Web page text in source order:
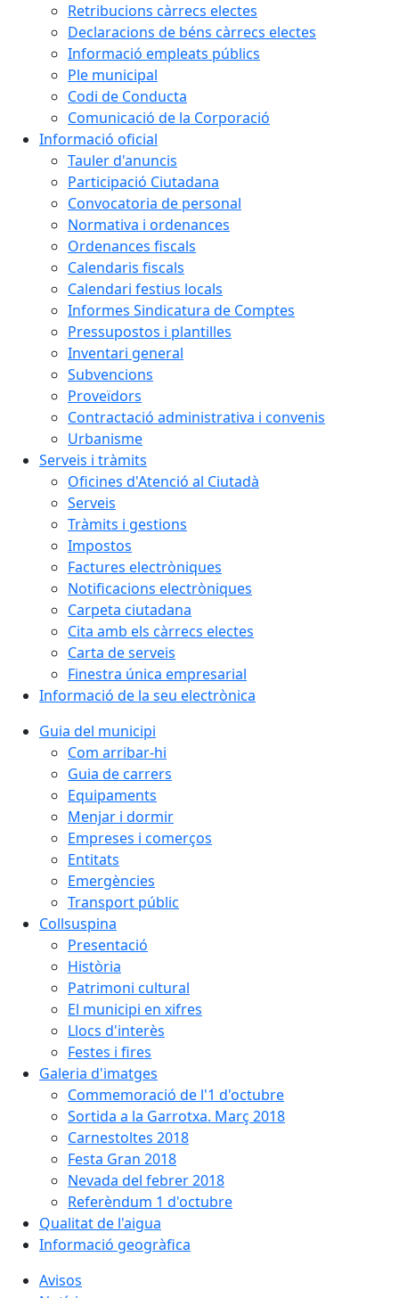
Retribucions càrrecs electes
Declaracions de béns càrrecs electes
Informació empleats públics
Ple municipal
Codi de Conducta
Comunicació de la Corporació
Informació oficial
Tauler d'anuncis
Participació Ciutadana
Convocatoria de personal
Normativa i ordenances
Ordenances fiscals
Calendaris fiscals
Calendari festius locals
Informes Sindicatura de Comptes
Pressupostos i plantilles
Inventari general
Subvencions
Proveïdors
Contractació administrativa i convenis
Urbanisme
Serveis i tràmits
Oficines d'Atenció al Ciutadà
Serveis
Tràmits i gestions
Impostos
Factures electròniques
Notificacions electròniques
Carpeta ciutadana
Cita amb els càrrecs electes
Carta de serveis
Finestra única empresarial
Informació de la seu electrònica
Guia del municipi
Com arribar-hi
Guia de carrers
Equipaments
Menjar i dormir
Empreses i comerços
Entitats
Emergències
Transport públic
Collsuspina
Presentació
Història
Patrimoni cultural
El municipi en xifres
Llocs d'interès
Festes i fires
Galeria d'imatges
Commemoració de l'1 d'octubre
Sortida a la Garrotxa. Març 2018
Carnestoltes 2018
Festa Gran 2018
Nevada del febrer 2018
Referèndum 1 d'octubre
Qualitat de l'aigua
Informació geogràfica
Avisos